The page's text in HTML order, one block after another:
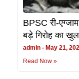
BPSC री-
बड़े गिरोह का
admin
May 21,
Read Now »